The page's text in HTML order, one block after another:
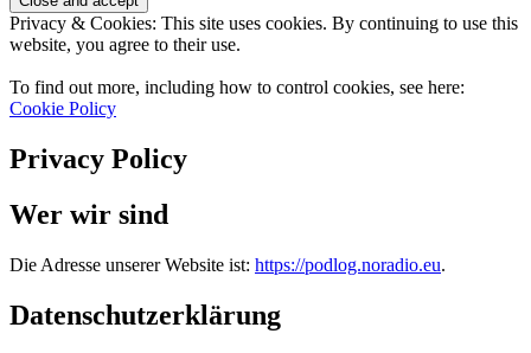
Privacy & Cookies: This site uses cookies. By continuing to use this
website, you agree to their use.
To find out more, including how to control cookies, see here:
Cookie Policy
Privacy Policy
Wer wir sind
Die Adresse unserer Website ist: https://podlog.noradio.eu.
Datenschutzerklärung